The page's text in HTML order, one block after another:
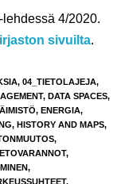
4/2020.
sivuilta.
, 04_TIETOLAJEJA,
, DATA SPACES,
, ENERGIA,
, HISTORY AND MAPS,
,
,
,
,